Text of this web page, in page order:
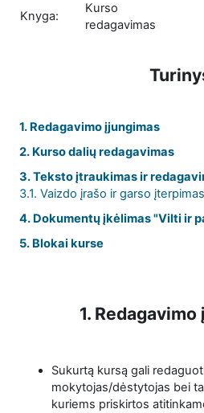
Knyga:
Kurso
redagavimas
1. Redagavimo įjungimas
2. Kurso dalių redagavimas
3. Teksto įtraukimas ir
3.1. Vaizdo įrašo ir garso
4. Dokumentų įkėlimas "Vilti ir
5. Blokai kurse
1.
Sukurtą kursą gali
mokytojas/dėstytojas bei
kuriems priskirtos